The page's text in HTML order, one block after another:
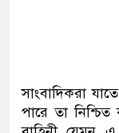
সাংবাদিকরা
পারে তা